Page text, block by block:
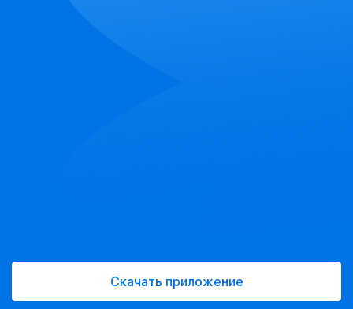
Скачать приложение